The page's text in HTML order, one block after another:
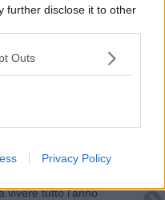
further disclose it to other
Outs
Privacy Policy
e nuovi sensi unici
con gli Arrischianti
di medaglie
vivere tutto l’anno